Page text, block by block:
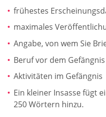
frühestes
maximales
Angabe, von wem Sie
Beruf vor dem Gefängnis
Aktivitäten im Gefängnis
Ein kleiner Insasse fügt
250 Wörtern hinzu.